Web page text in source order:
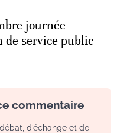
journée
de service public
commentaire
d’échange et de